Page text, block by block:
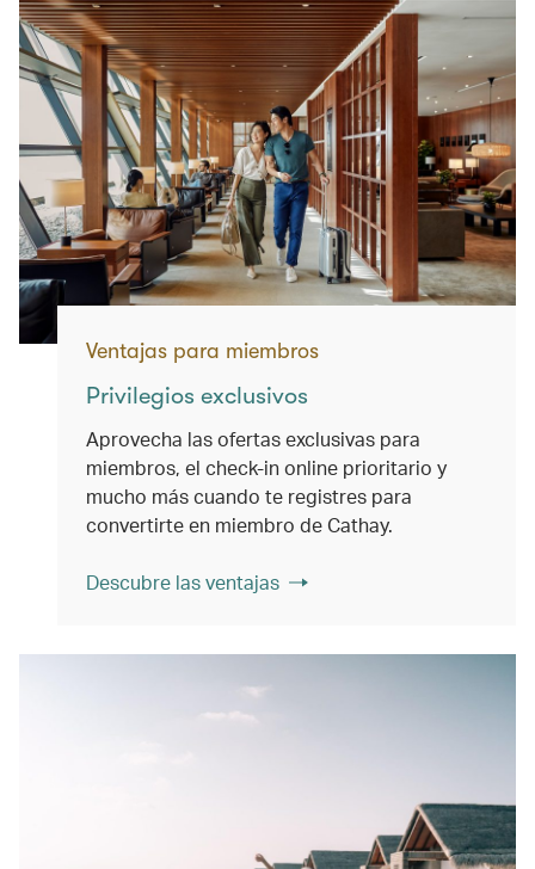
Ventajas para miembros
Privilegios exclusivos
Aprovecha las ofertas exclusivas para
miembros, el check-in online prioritario y
mucho más cuando te registres para
convertirte en miembro de Cathay.
Descubre las ventajas